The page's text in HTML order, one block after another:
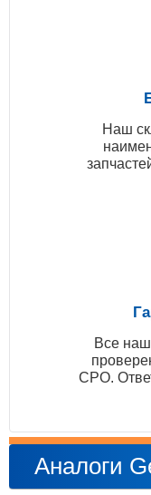
Наш
Все
СРО.
Аналоги